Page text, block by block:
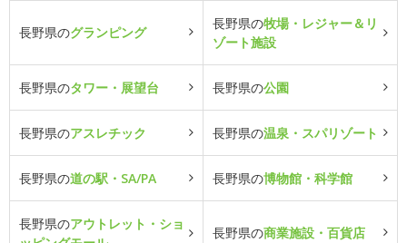
長野県のグランピング
長野県の牧場・レジャー＆リ
ゾート施設
長野県のタワー・展望台 長野県の公園
長野県のアスレチック 長野県の温泉・スパリゾート
長野県の道の駅・SA/PA 長野県の博物館・科学館
長野県のアウトレット・ショ
長野県の商業施設・百貨店